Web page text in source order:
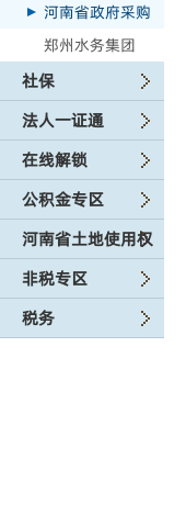
河南省政府采购
郑州水务集团
社保
法人一证通
在线解锁
公积金专区
河南省土地使用权
非税专区
税务